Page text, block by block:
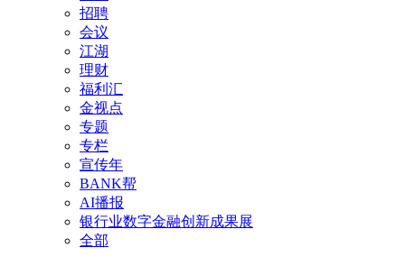
招聘
会议
江湖
理财
福利汇
金视点
专题
专栏
宣传年
BANK帮
AI播报
银行业数字金融创新成果展
全部